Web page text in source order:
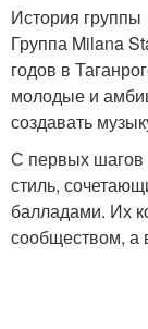
История группы
Группа Milana
годов в
молодые и
создавать
С первых шагов
стиль,
балладами. Их
сообществом, а